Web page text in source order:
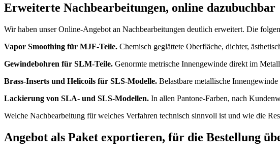
Erweiterte Nachbearbeitungen, online dazubuchbar
Wir haben unser Online-Angebot an Nachbearbeitungen deutlich erweitert. Die
Vapor Smoothing für MJF-Teile. Chemisch geglättete Oberfläche, dichter,
Gewindebohren für SLM-Teile. Genormte metrische Innengewinde direkt im
Brass-Inserts und Helicoils für SLS-Modelle. Belastbare metallische
Lackierung von SLA- und SLS-Modellen. In allen Pantone-Farben, nach
Welche Nachbearbeitung für welches Verfahren technisch sinnvoll ist und wie die
Angebot als Paket exportieren, für die Bestellung